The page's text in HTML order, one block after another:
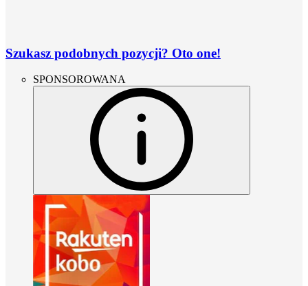
Szukasz podobnych pozycji? Oto one!
SPONSOROWANA